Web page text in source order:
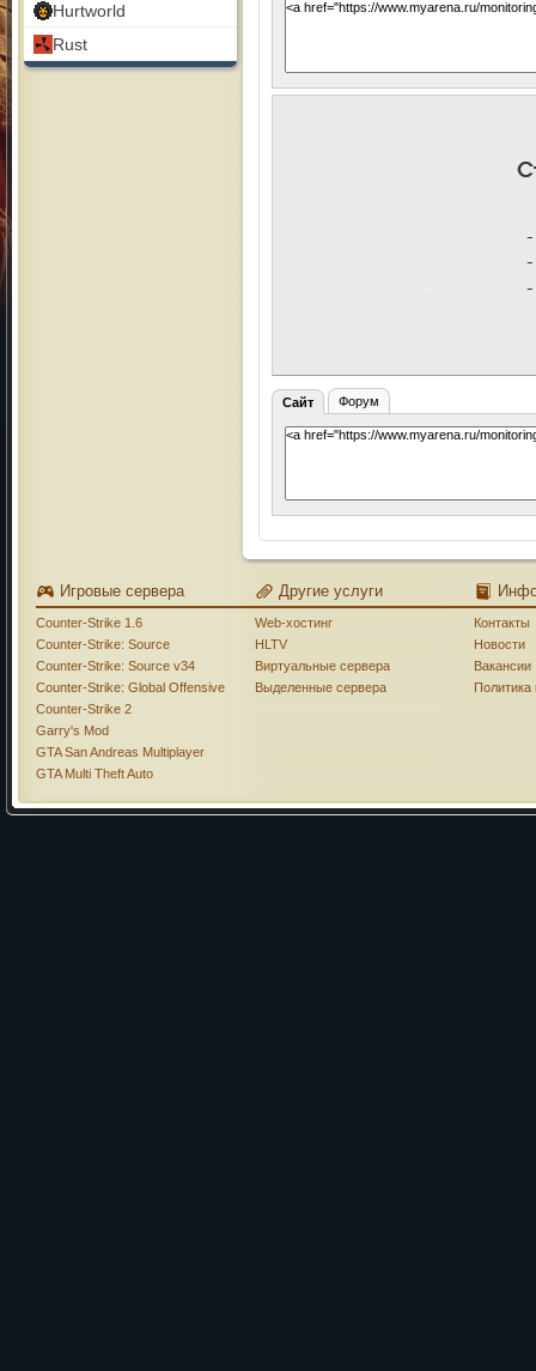
Hurtworld
Rust
Сайт Форум
Игровые сервера
Counter-Strike 1.6
Counter-Strike: Source
Counter-Strike: Source v34
Counter-Strike: Global Offensive
Counter-Strike 2
Garry's Mod
GTA San Andreas Multiplayer
GTA Multi Theft Auto
Другие услуги
Web-хостинг
HLTV
Виртуальные сервера
Выделенные сервера
Контакты
Новости
Вакансии
Политика